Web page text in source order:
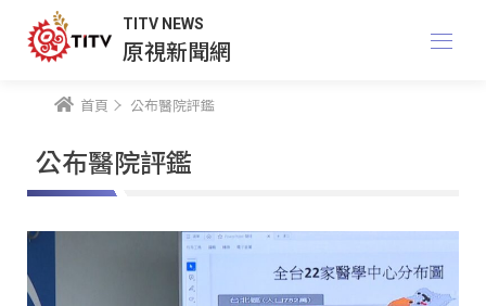
TITV NEWS
原視新聞網
首頁 公布醫院評鑑
公布醫院評鑑